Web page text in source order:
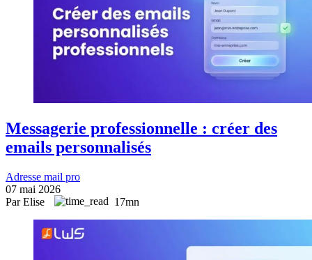
Messagerie professionnelle : créer des
emails personnalisés
Adresse mail pro
07 mai 2026
Par Elise
17mn